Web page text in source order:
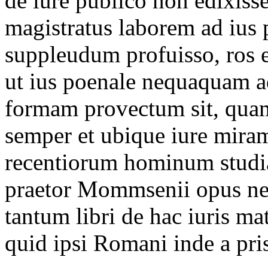
magistratus laborem ad
suppleudum profuisso, ros
ut ius poenale nequaquam
formam provectum sit,
semper et ubique iure
recentiorum hominum
praetor Mommsenii opus
tantum libri de hac iuris
quid ipsi Romani inde a